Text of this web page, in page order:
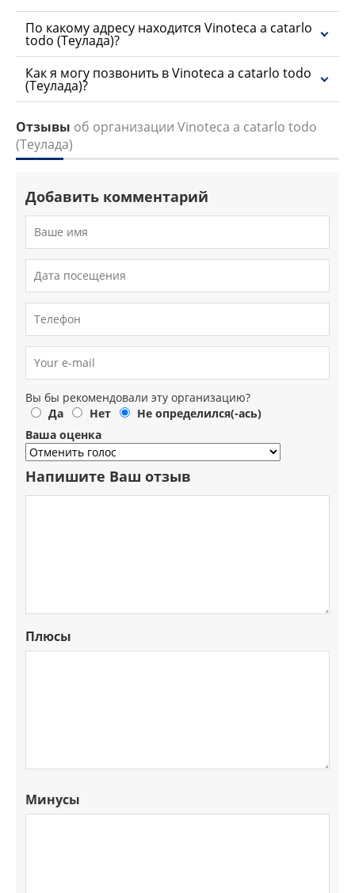
По какому адресу находится Vinoteca a catarlo
todo (Теулада)?
Как я могу позвонить в Vinoteca a catarlo todo
(Теулада)?
Отзывы об организации Vinoteca a catarlo todo
(Теулада)
Добавить комментарий
Вы бы рекомендовали эту организацию?
Да
Нет
Не определился(-ась)
Ваша оценка
Напишите Ваш отзыв
Плюсы
Минусы